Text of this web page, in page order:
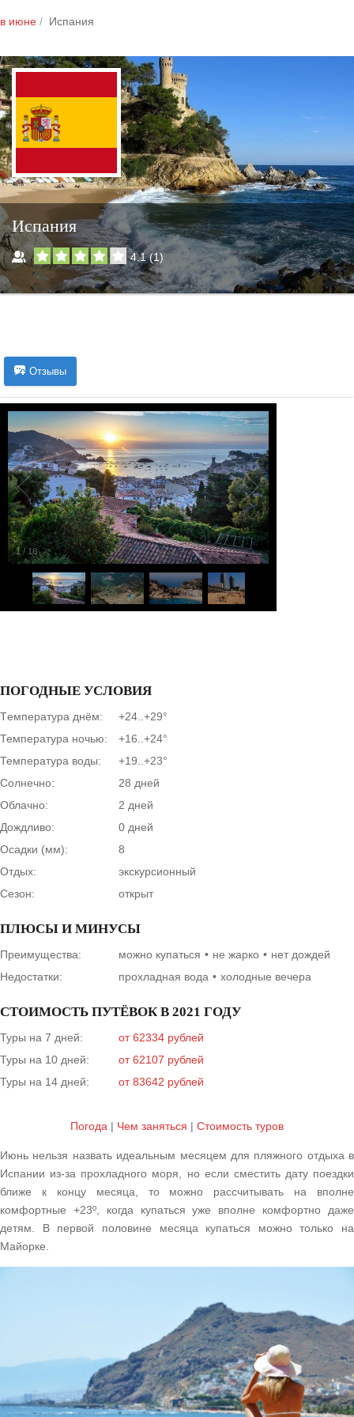
в июне Испания
Испания
4.1(1)
Отзывы
1/16
ПОГОДНЫЕ УСЛОВИЯ
Tемпература днём:
+24..+29°
Температура ночью:
+16..+24°
Температура воды:
+19..+23°
Солнечно:
28 дней
Облачно:
2 дней
Дождливо:
0 дней
Осадки (мм):
8
Отдых:
экскурсионный
Сезон:
открыт
ПЛЮСЫ И МИНУСЫ
Преимущества: можно купаться не жарко
нет дождей
Недостатки:
прохладная вода холодные вечера
СТОИМОСТЬ ПУТЁВОК В 2021 ГОДУ
Туры на 7 дней:
от 62334 рублей
Туры на 10 дней:
от 62107 рублей
Туры на 14 дней:
от 83642 рублей
Погода | Чем заняться | Cтоимость туров
Июнь нельзя назвать идеальным месяцем для пляжного отдыха в
Испании из-за прохладного моря, но если сместить дату поездки
ближе к концу месяца, то можно рассчитывать на вполне
комфортные +23º, когда купаться уже вполне комфортно даже
детям. В первой половине месяца купаться можно только на
Майорке.